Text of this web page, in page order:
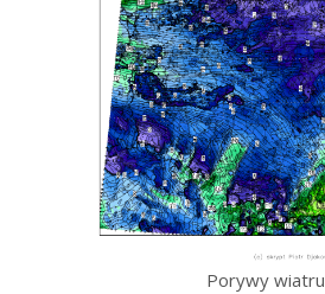
Porywy wiatru